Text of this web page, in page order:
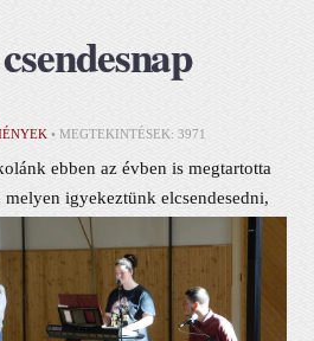
• MEGTEKINTÉSEK: 3971
ebben az évben is megtartotta
melyen igyekeztünkelcsendesedni,